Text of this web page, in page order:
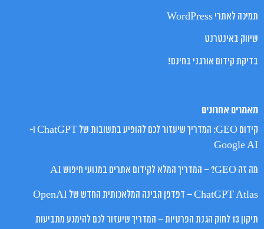
תמיכה לאתרי WordPress
שיווק באינטרנט
בדיקת קידום אורגני בחינם!
מאמרים אחרונים
קידום GEO: המדריך שיעזור לכם להופיע בתשובות של ChatGPT ו-
Google AI
מה זה GEO? – המדריך המלא לקידום אתרים במנועי חיפוש AI
ChatGPT Atlas – דפדפן הבינה המלאכותית החדש של OpenAI
תיקון 13 לחוק הגנת הפרטיות – המדריך שיעזור לכם להימנע מתביעות